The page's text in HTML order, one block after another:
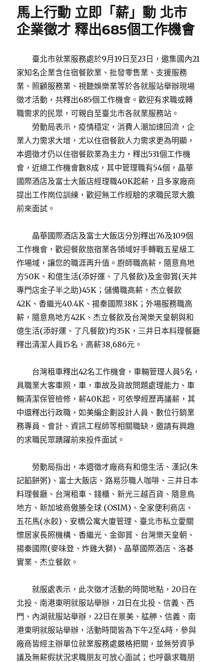
馬上行動 立即「薪」動 北市
企業徵才 釋出685個工作機會
臺北市就業服務處於9月19日至23日，邀集國內21
家知名企業含住宿餐飲業、批發零售業、支援服務
業、照顧服務業、視聽娛樂業等於各就服站舉辦現場
徵才活動，共釋出685個工作機會。歡迎有求職或轉
職需求的民眾，可親自至臺北市各就業服務站。
勞動局表示，疫情穩定，消費人潮加速回流，企
業人力需求大增，尤以住宿餐飲人力需求更為明顯，
本週徵才仍以住宿餐飲業為主力，釋出531個工作機
會，近總工作機會數8成，其中管理職有54個，晶華
國際酒店及富士大飯店經理職40K起薪，且多家廠商
提出工作崗位訓練，歡迎無工作經驗的求職民眾大膽
前來面試。
晶華國際酒店及富士大飯店分別釋出76及109個
工作機會，歡迎餐飲旅宿業各領域好手轉戰五星級工
作場域，讓您的職涯再升值。廚師職高薪，隨意鳥地
方50K、和億生活(添好運、了凡餐飲)及金御賞(天丼
專門店金子半之助)45K；儲備職高薪，杰立餐飲
42K、香繼光40.4K、揚秦國際38K；外場服務職高
薪，隨意鳥地方42K、杰立餐飲及台灣樂天皇朝與和
億生活(添好運、了凡餐飲)均35K，三井日本料理餐廳
釋出清潔人員15名，高薪38,686元。
台灣租車釋出42名工作機會，車輛管理人員5名，
具職業大客車照，車，車故及貨故問題處理能力、車
輛清潔保管檢修，薪40K起，可依學經歷再議薪，其
中還釋出行政職，如美編企劃設計人員、數位行銷業
務專員、會計、資訊工程師等相關職缺，邀請有興趣
的求職民眾踴躍前來投件面試。
勞動局指出，本週徵才廠商有和億生活、漢記(朱
記餡餅粥)、富士大飯店、路易莎職人咖啡、三井日本
料理餐廳、台灣租車、錢櫃、新光三越百貨、隨意鳥
地方、新加坡商傲勝全球 (OSIM)、全家便利商店、
五花馬(水餃)、安橋公寓大廈管理、臺北市私立愛關
懷居家長照機構、香繼光、金御賞、台灣樂天皇朝、
揚秦國際(麥味登、炸雞大獅)、晶華國際酒店、洛碁
實業、杰立餐飲。
就服處表示，此次徵才活動的時間地點，20日在
北投、南港東明就服站舉辦，21日在北投、信義、西
門、內湖就服站舉辦，22日在景美、艋舺、信義、南
港東明就服站舉辦，活動時間皆為下午2至4時，參與
廠商皆經主辦單位就業服務處嚴格把關，並無勞資爭
議及無薪假狀況求職朋友可放心面試；也呼籲求職朋